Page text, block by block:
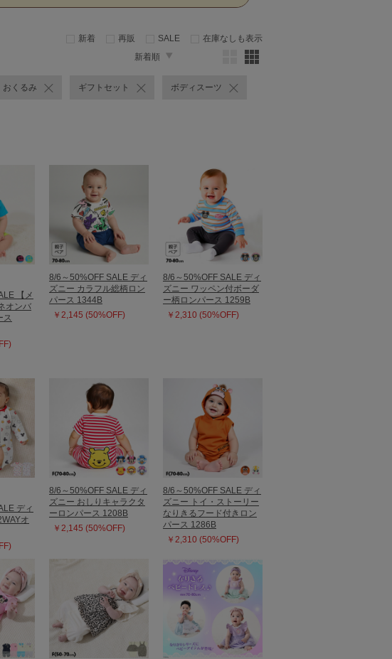
新着 再販 SALE
在庫なしも表示
新着順
おくるみ ギフトセット ボディスーツ
【メ
オンバ
ス
8/6～50%OFF SALE ディ
ズニー カラフル総柄ロン
パース 1344B
￥2,145 (50%OFF)
8/6～50%OFF SALE ディ
ズニー ワッペン付ボーダ
ー柄ロンパース 1259B
￥2,310 (50%OFF)
ディ
オ
8/6～50%OFF SALE ディ
ズニー おしりキャラクタ
ーロンパース 1208B
￥2,145 (50%OFF)
8/6～50%OFF SALE ディ
ズニー トイ・ストーリー
なりきるフード付きロン
パース 1286B
￥2,310 (50%OFF)